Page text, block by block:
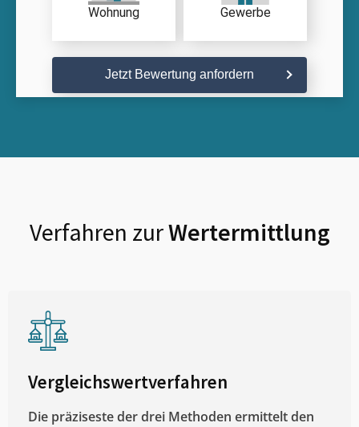
Wohnung Gewerbe
Jetzt Bewertung anfordern
Verfahren zurWertermittlung
Vergleichswertverfahren
Die präziseste der drei Methoden ermittelt den